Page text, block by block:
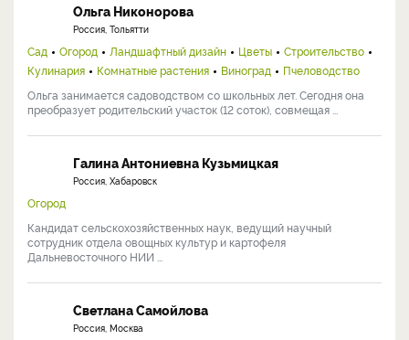
Ольга Никонорова
Россия, Тольятти
Сад Огород Ландшафтный дизайн Цветы
Строительство
Кулинария
Комнатные растения Виноград
Пчеловодство
Ольга занимается садоводством со школьных лет. Сегодня она
преобразует родительский участок (12 соток), совмещая ...
Галина Антониевна Кузьмицкая
Россия, Хабаровск
Огород
Кандидат сельскохозяйственных наук, ведущий научный
сотрудник отдела овощных культур и картофеля
Дальневосточного НИИ ...
Светлана Самойлова
Россия, Москва